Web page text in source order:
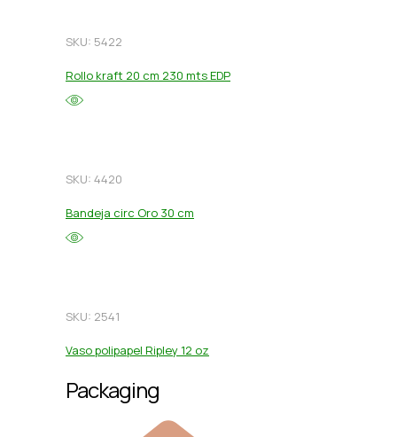
SKU: 5422
Rollo kraft 20 cm 230 mts EDP
SKU: 4420
Bandeja circ Oro 30 cm
SKU: 2541
Vaso polipapel Ripley 12 oz
Packaging​